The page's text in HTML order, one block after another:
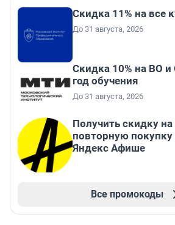
Скидка 11% на все
До 31 августа, 2026
Скидка 10% на ВО
год обучения
До 31 августа, 2026
Получить скидку
повторную покупку
Яндекс Афише
Все промокоды